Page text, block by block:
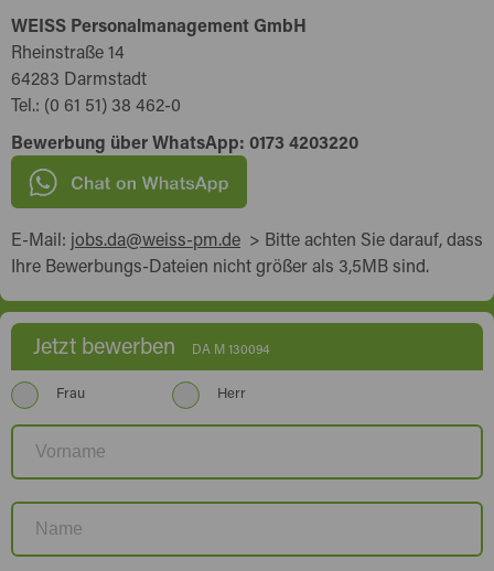
WEISS Personalmanagement GmbH
Rheinstraße 14
64283 Darmstadt
Tel.: (0 61 51) 38 462-0
Bewerbung über WhatsApp: 0173 4203220
E-Mail: jobs.da@weiss-pm.de > Bitte achten Sie darauf, dass
Ihre Bewerbungs-Dateien nicht größer als 3,5MB sind.
Jetzt bewerben DA M 130094
Frau Herr